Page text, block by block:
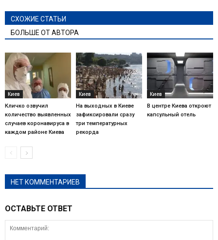
СХОЖИЕ СТАТЬИ
БОЛЬШЕ ОТ АВТОРА
Киев
Кличко озвучил
количество выявленных
случаев коронавируса в
каждом районе Киева
Киев
На выходных в Киеве
зафиксировали сразу
три температурных
рекорда
Киев
В центре Киева откроют
капсульный отель
НЕТ КОММЕНТАРИЕВ
ОСТАВЬТЕ ОТВЕТ